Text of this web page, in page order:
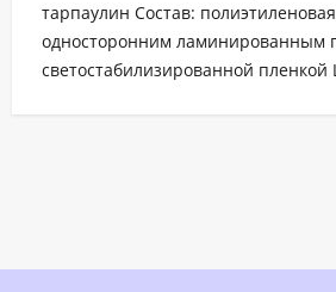
тарпаулин Состав:
односторонним ламинированным
светостабилизированной пленкой